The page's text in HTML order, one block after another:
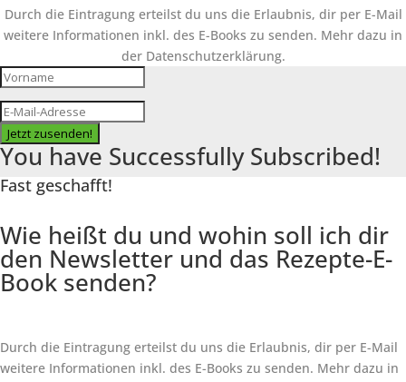
Durch die Eintragung erteilst du uns die Erlaubnis, dir per E-Mail
weitere Informationen inkl. des E-Books zu senden. Mehr dazu in
der Datenschutzerklärung.
Jetzt zusenden!
You have Successfully Subscribed!
Fast geschafft!
Wie heißt du und wohin soll ich dir
den Newsletter und das Rezepte-E-
Book senden?
Durch die Eintragung erteilst du uns die Erlaubnis, dir per E-Mail
weitere Informationen inkl. des E-Books zu senden. Mehr dazu in